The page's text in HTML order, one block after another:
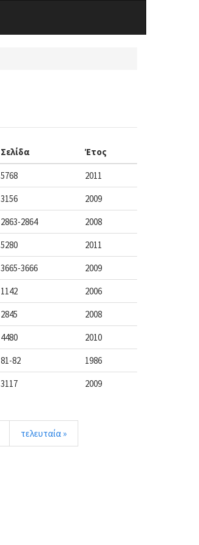
Σελίδα Έτος
5768
2011
3156
2009
2863-2864
2008
5280
2011
3665-3666
2009
1142
2006
2845
2008
4480
2010
81-82
1986
3117 2009
τελευταία »